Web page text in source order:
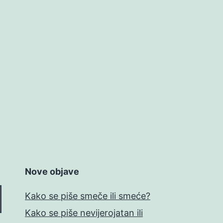
Nove objave
Kako se piše smeče ili smeće?
Kako se piše nevijerojatan ili